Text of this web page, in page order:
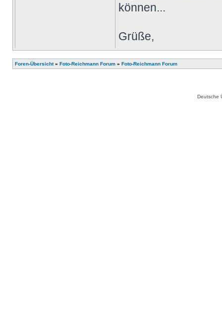
können...
Grüße,
Uwe
Foren-Übersicht» Foto-Reichmann Forum » Foto-Reichmann Forum
Deutsche